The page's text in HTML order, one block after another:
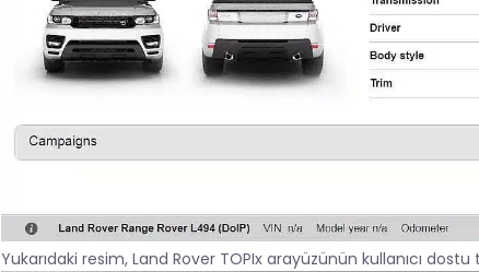
Yukarıdaki resim, Land Rover TOPIx arayüzünün kullanıcı